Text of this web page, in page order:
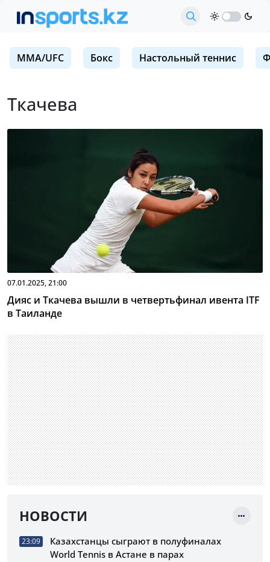
MMA/UFC Бокс Настольный теннис
Ткачева
07.01.2025, 21:00
Дияс и Ткачева вышли в четвертьфинал ивента ITF
в Таиланде
НОВОСТИ
23:09
Казахстанцы сыграют в полуфиналах
World Tennis в Астане в парах